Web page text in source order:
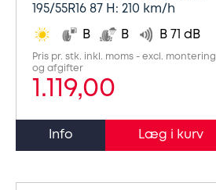
195/55R16 87 H: 210 km/h
B B B 71 dB
Pris pr. stk. inkl. moms - excl. montering
og afgifter
1.119,00
Info